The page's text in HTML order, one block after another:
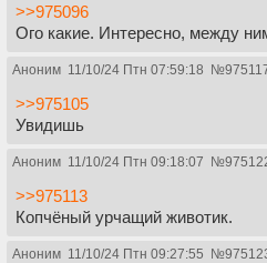
>>975096
Ого какие. Интересно, между
Аноним 11/10/24 Птн 07:59:18 №
>>975105
Увидишь
Аноним 11/10/24 Птн 09:18:07 №
>>975113
Копчёный урчащий животик.
Аноним 11/10/24 Птн 09:27:55 №